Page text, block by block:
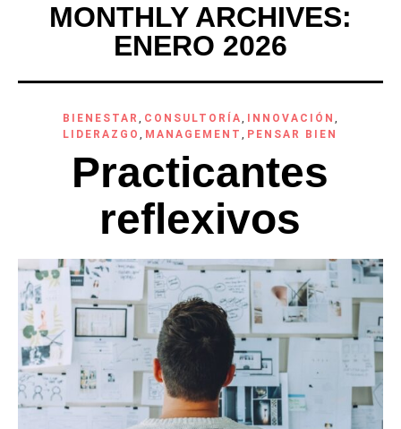
MONTHLY ARCHIVES:
ENERO 2026
BIENESTAR, CONSULTORÍA, INNOVACIÓN,
LIDERAZGO, MANAGEMENT, PENSAR BIEN
Practicantes
reflexivos